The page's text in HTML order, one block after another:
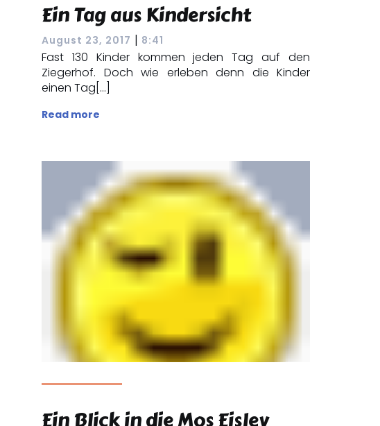
Ein Tag aus Kindersicht
August 23, 2017 | 8:41
Fast 130 Kinder kommen jeden Tag auf den
Ziegerhof. Doch wie erleben denn die Kinder
einen Tag[…]
Read more